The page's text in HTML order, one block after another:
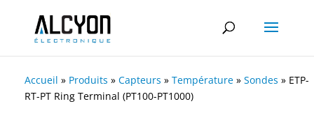
Accueil » Produits » Capteurs » Température » Sondes » ETP-
RT-PT Ring Terminal (PT100-PT1000)